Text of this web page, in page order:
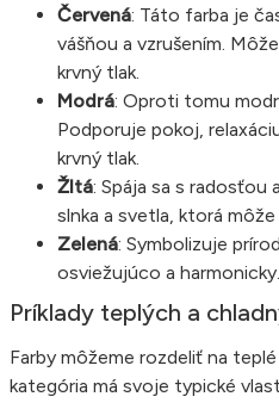
Červená: Táto farba je
vášňou a vzrušením.
krvný tlak.
Modrá: Oproti tomu
Podporuje pokoj,
krvný tlak.
Žltá: Spája sa s radosťou
slnka a svetla, ktorá
Zelená: Symbolizuje
osviežujúco a harmonicky.
Príklady teplých a
Farby môžeme rozdeliť na
kategória má svoje typické